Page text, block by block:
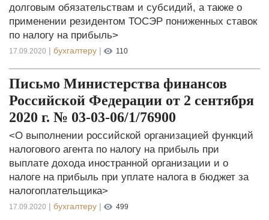
долговым обязательствам и субсидий, а также о
применении резидентом ТОСЭР пониженных ставок
по налогу на прибыль>
17.09.2020 | бухгалтеру | 110
Письмо Министерства финансов
Российской Федерации от 2 сентября
2020 г. № 03-03-06/1/76900
<О выполнении российской организацией функций
налогового агента по налогу на прибыль при
выплате дохода иностранной организации и о
налоге на прибыль при уплате налога в бюджет за
налогоплательщика>
17.09.2020 | бухгалтеру | 499